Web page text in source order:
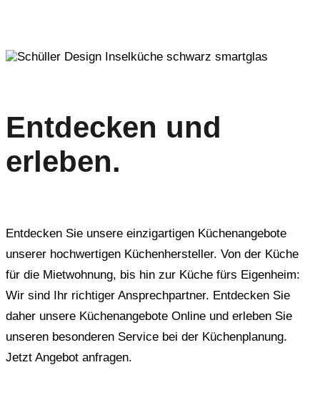
Entdecken und
erleben.
Entdecken Sie unsere einzigartigen Küchenangebote
unserer hochwertigen Küchenhersteller. Von der Küche
für die Mietwohnung, bis hin zur Küche fürs Eigenheim:
Wir sind Ihr richtiger Ansprechpartner. Entdecken Sie
daher unsere Küchenangebote Online und erleben Sie
unseren besonderen Service bei der Küchenplanung.
Jetzt Angebot anfragen.